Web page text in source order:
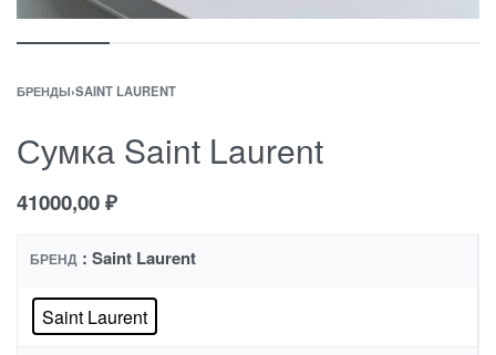
БРЕНДЫ›SAINT LAURENT
Сумка Saint Laurent
41000,00₽
БРЕНД : Saint Laurent
Saint Laurent